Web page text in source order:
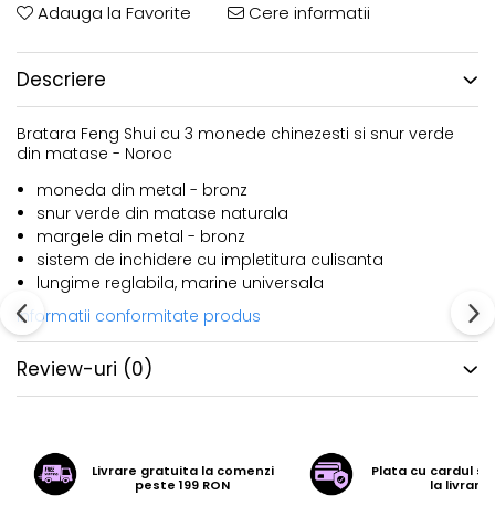
Adauga la Favorite Cere informatii
Descriere
Bratara Feng Shui cu 3 monede chinezesti si snur verde
din matase - Noroc
moneda din metal - bronz
snur verde din matase naturala
margele din metal - bronz
sistem de inchidere cu impletitura culisanta
lungime reglabila, marine universala
Informatii conformitate produs
Review-uri (0)
Livrare gratuita la comenzi
peste 199 RON
Plata cu cardul
la livrare